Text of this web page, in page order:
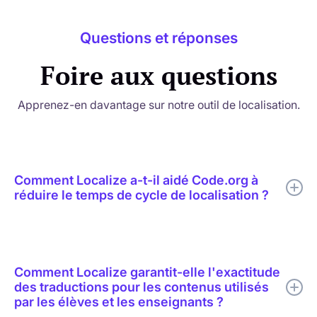
Questions et réponses
Foire aux questions
Apprenez-en davantage sur notre outil de localisation.
Comment Localize a-t-il aidé Code.org à
réduire le temps de cycle de localisation ?
seul flux de travail de localisation.
Comment Localize garantit-elle l'exactitude
des traductions pour les contenus utilisés
par les élèves et les enseignants ?